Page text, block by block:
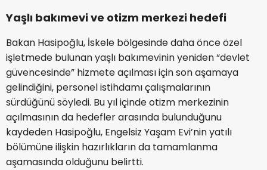
Yaşlı bakımevi ve otizm merkezi hedefi
Bakan Hasipoğlu, İskele bölgesinde daha önce özel
işletmede bulunan yaşlı bakımevinin yeniden “devlet
güvencesinde” hizmete açılması için son aşamaya
gelindiğini, personel istihdamı çalışmalarının
sürdüğünü söyledi. Bu yıl içinde otizm merkezinin
açılmasının da hedefler arasında bulunduğunu
kaydeden Hasipoğlu, Engelsiz Yaşam Evi’nin yatılı
bölümüne ilişkin hazırlıkların da tamamlanma
aşamasında olduğunu belirtti.